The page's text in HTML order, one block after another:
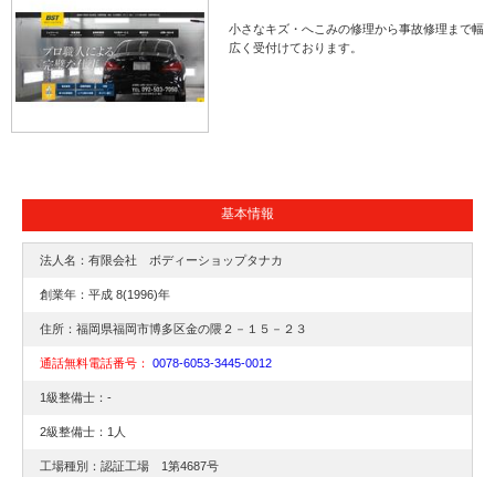
小さなキズ・へこみの修理から事故修理まで幅
広く受付けております。
基本情報
法人名：有限会社 ボディーショップタナカ
創業年：平成 8(1996)年
住所：福岡県福岡市博多区金の隈２－１５－２３
通話無料電話番号： 0078-6053-3445-0012
1級整備士：-
2級整備士：1人
工場種別：認証工場 1第4687号